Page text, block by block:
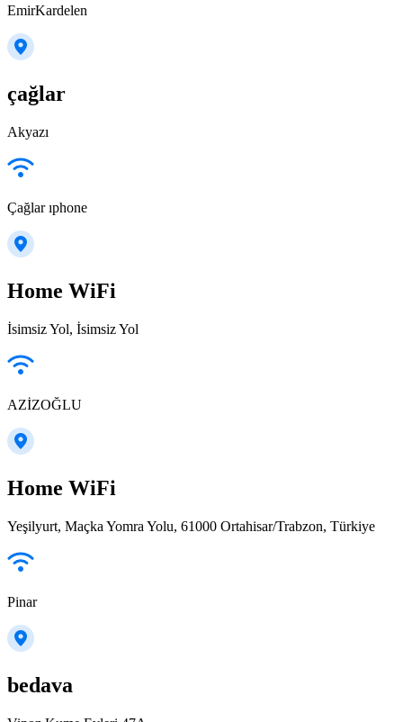
EmirKardelen
çağlar
Akyazı
Çağlar ıphone
Home WiFi
İsimsiz Yol, İsimsiz Yol
AZİZOĞLU
Home WiFi
Yeşilyurt, Maçka Yomra Yolu, 61000 Ortahisar/Trabzon, Türkiye
Pinar
bedava